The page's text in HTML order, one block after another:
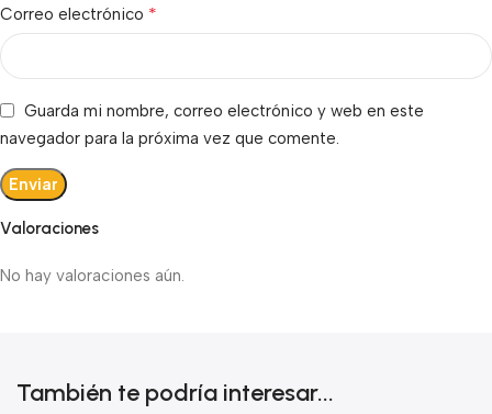
Valoraciones
No hay valoraciones aún.
Correo electrónico *
Guarda mi nombre, correo electrónico y web en este
navegador para la próxima vez que comente.
También te podría interesar...